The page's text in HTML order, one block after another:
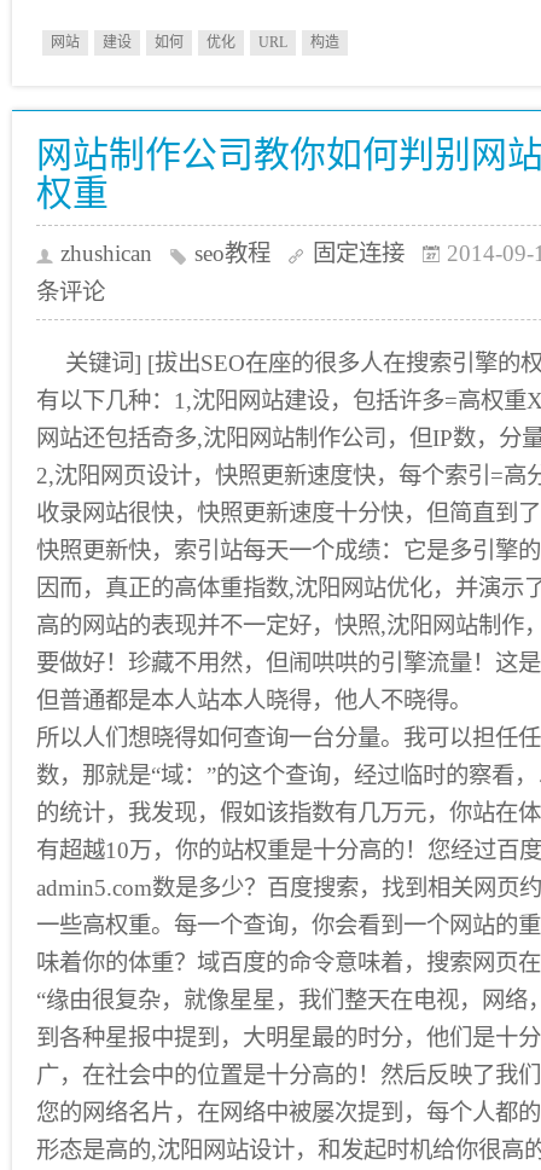
网站 建设 如何 优化 URL 构造
网站制作公司教你如何判别网
权重
zhushican seo教程 固定连接
2014-09-
条评论
关键词] [拔出SEO在座的很多人在搜索引擎的
有以下几种：1,沈阳网站建设，包括许多=高权重
网站还包括奇多,沈阳网站制作公司，但IP数，分
2,沈阳网页设计，快照更新速度快，每个索引=高
收录网站很快，快照更新速度十分快，但简直到
快照更新快，索引站每天一个成绩：它是多引擎
因而，真正的高体重指数,沈阳网站优化，并演示
高的网站的表现并不一定好，快照,沈阳网站制作
要做好！珍藏不用然，但闹哄哄的引擎流量！这
但普通都是本人站本人晓得，他人不晓得。
所以人们想晓得如何查询一台分量。我可以担任
数，那就是“域：”的这个查询，经过临时的察看
的统计，我发现，假如该指数有几万元，你站在
有超越10万，你的站权重是十分高的！您经过百
admin5.com数是多少？百度搜索，找到相关网页
一些高权重。每一个查询，你会看到一个网站的
味着你的体重？域百度的命令意味着，搜索网页
“缘由很复杂，就像星星，我们整天在电视，网络
到各种星报中提到，大明星最的时分，他们是十
广，在社会中的位置是十分高的！然后反映了我
您的网络名片，在网络中被屡次提到，每个人都
形态是高的,沈阳网站设计，和发起时机给你很高